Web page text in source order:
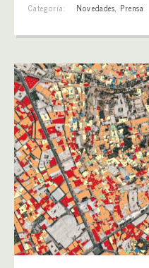
Categoría: Novedades, Prensa